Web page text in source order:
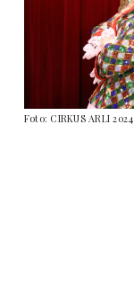
Foto: CIRKUS ARLI 2024